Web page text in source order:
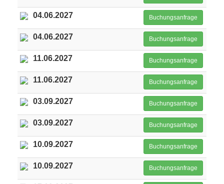
04.06.2027 Buchungsanfrage
04.06.2027 Buchungsanfrage
11.06.2027 Buchungsanfrage
11.06.2027 Buchungsanfrage
03.09.2027 Buchungsanfrage
03.09.2027 Buchungsanfrage
10.09.2027 Buchungsanfrage
10.09.2027 Buchungsanfrage